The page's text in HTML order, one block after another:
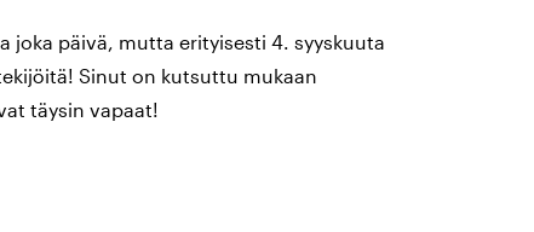
joka päivä, mutta erityisesti 4. syyskuuta
Sinut on kutsuttu mukaan
täysin vapaat!